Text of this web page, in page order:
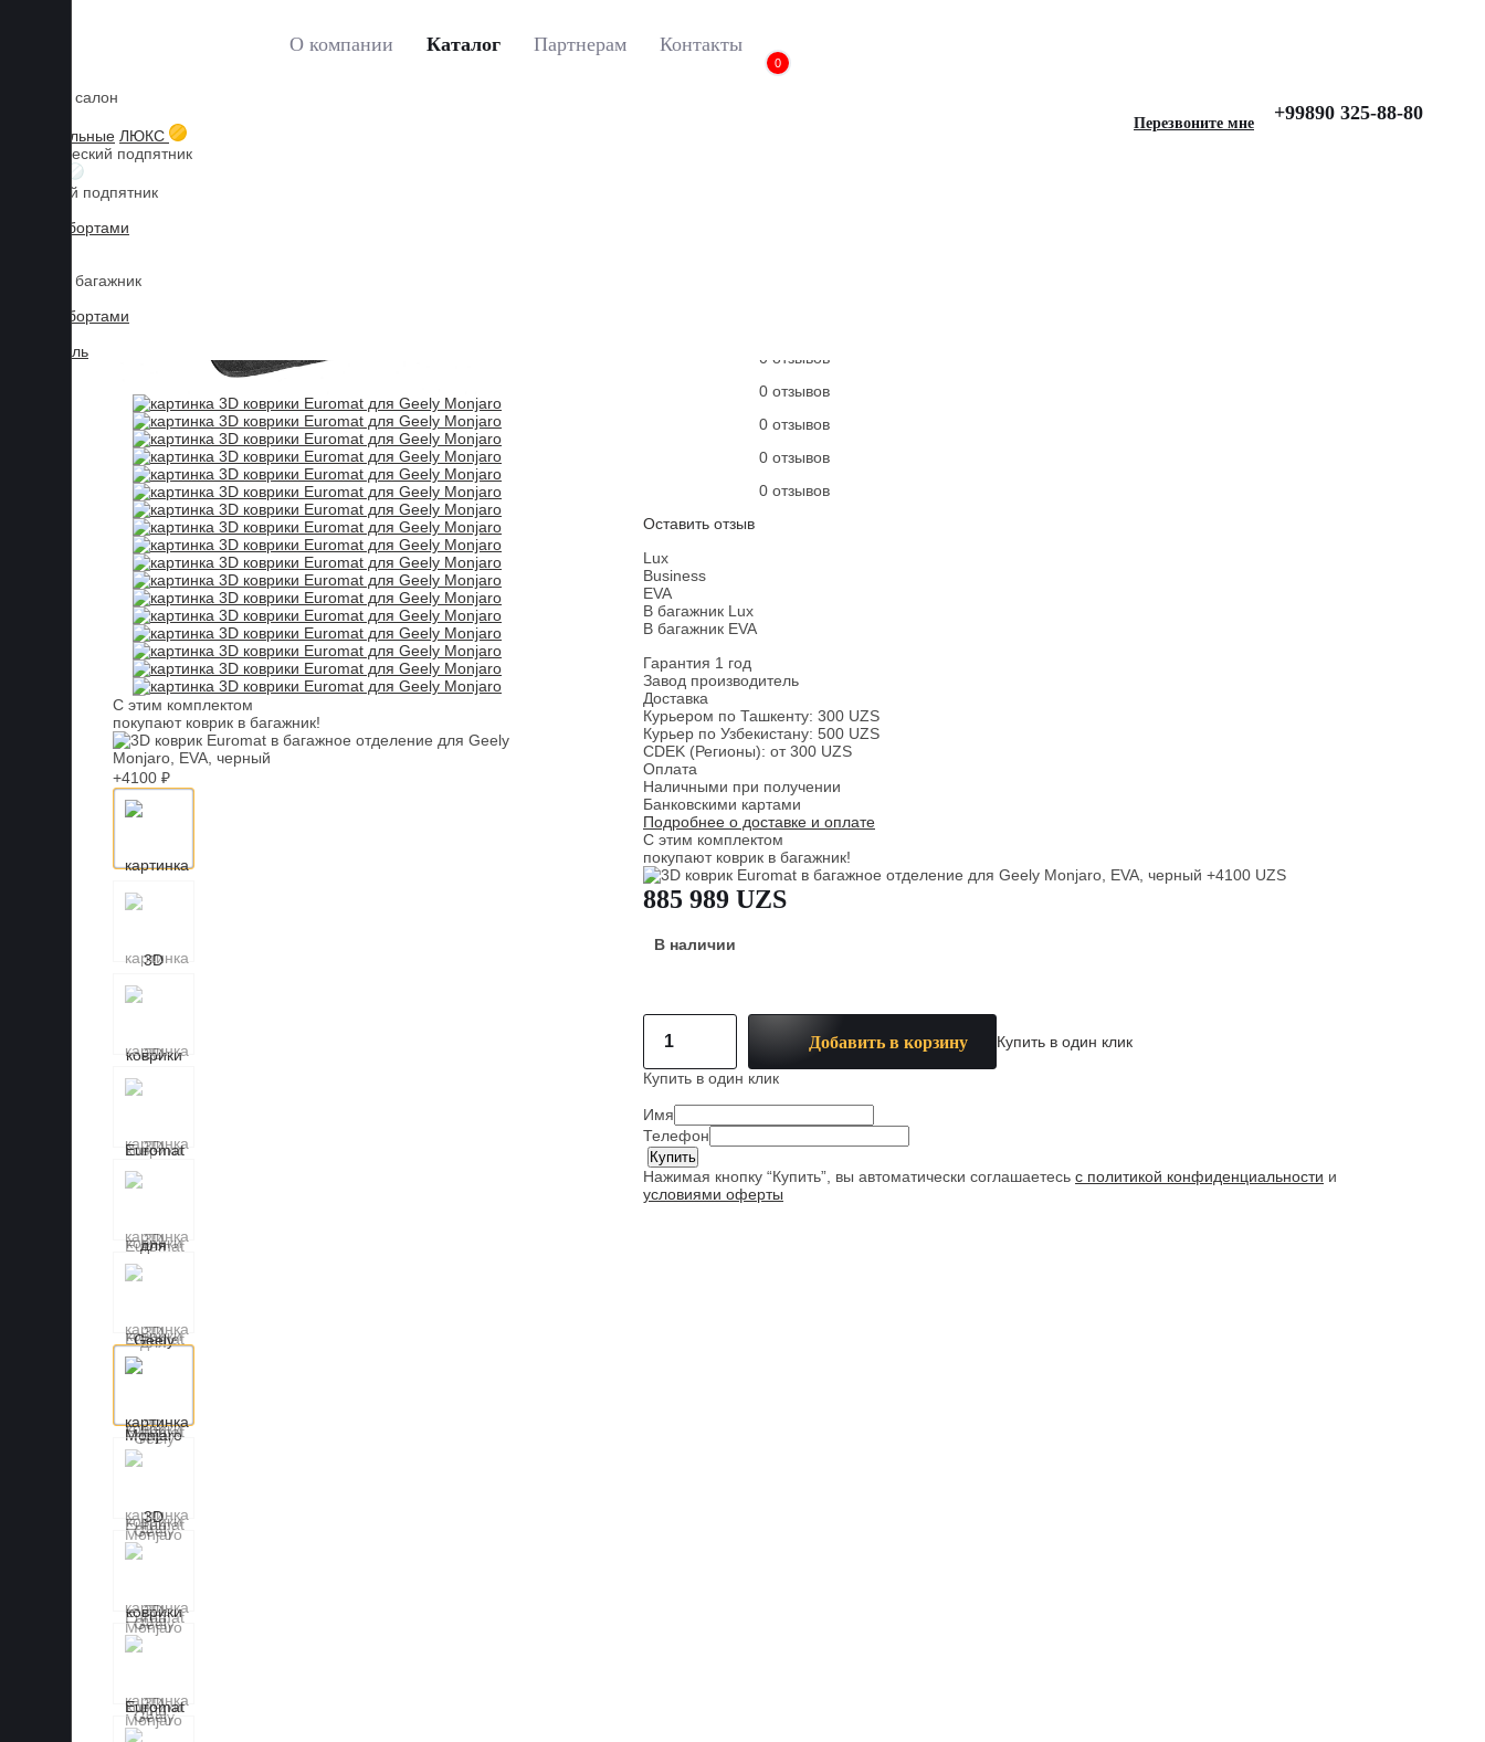
О компании Каталог Партнерам Контакты
0
+99890 325-88-80
Перезвоните мне
Коврики в салон
3D текстильные ЛЮКС
Металлический подпятник
Резиновый подпятник
3D Eva с бортами
Коврики в багажник
3D Eva с бортами
3D Текстиль
Главная
С этим комплектом
покупают коврик в багажник!
+4100 ₽
0 отзывов
0 отзывов
0 отзывов
0 отзывов
0 отзывов
Оставить отзыв
Lux
Business
EVA
В багажник Lux
В багажник EVA
Гарантия 1 год
Завод производитель
Доставка
Курьером по Ташкенту: 300 UZS
Курьер по Узбекистану: 500 UZS
CDEK (Регионы): от 300 UZS
Оплата
Наличными при получении
Банковскими картами
Подробнее о доставке и оплате
С этим комплектом
покупают коврик в багажник!
+4100 UZS
885 989 UZS
В наличии
Добавить в корзину Купить в один клик
Купить в один клик
Имя
Телефон
Нажимая кнопку “Купить”, вы автоматически соглашаетесь с политикой конфиденциальности и
условиями оферты